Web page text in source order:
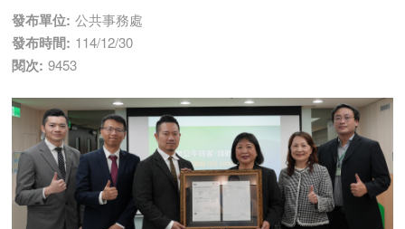
發布單位: 公共事務處
發布時間: 114/12/30
閱次: 9453